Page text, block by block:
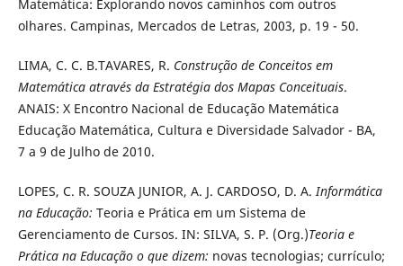
Matemática: Explorando novos caminhos com outros
olhares. Campinas, Mercados de Letras, 2003, p. 19 - 50.
LIMA, C. C. B.TAVARES, R. Construção de Conceitos em
Matemática através da Estratégia dos Mapas Conceituais.
ANAIS: X Encontro Nacional de Educação Matemática
Educação Matemática, Cultura e Diversidade Salvador - BA,
7 a 9 de Julho de 2010.
LOPES, C. R. SOUZA JUNIOR, A. J. CARDOSO, D. A.Informática
na Educação: Teoria e Prática em um Sistema de
Gerenciamento de Cursos. IN: SILVA, S. P. (Org.)Teoria e
Prática na Educação o que dizem: novas tecnologias; currículo;